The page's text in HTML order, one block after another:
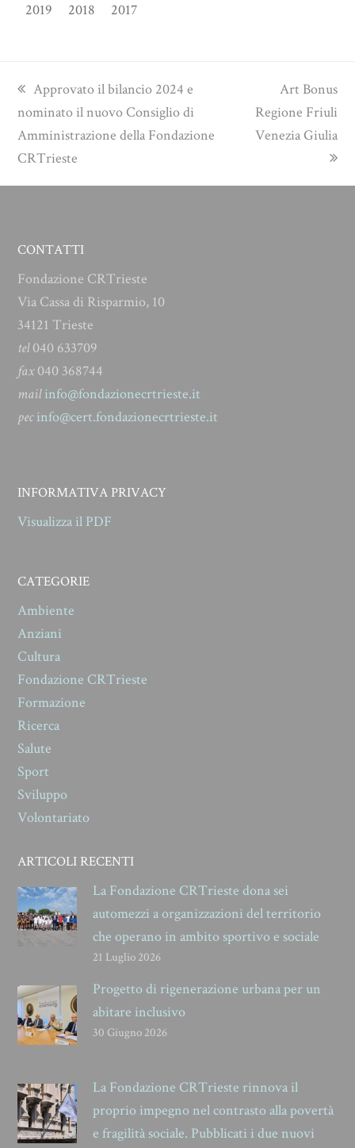
2019 2018 2017
previous
post:
Approvato il bilancio 2024 e
nominato il nuovo Consiglio di
Amministrazione della Fondazione
CRTrieste
next
post:
Art Bonus
Regione Friuli
Venezia Giulia
CONTATTI
Fondazione CRTrieste
Via Cassa di Risparmio, 10
34121 Trieste
tel040 633709
fax040 368744
mailinfo@fondazionecrtrieste.it
pecinfo@cert.fondazionecrtrieste.it
INFORMATIVA PRIVACY
Visualizza il PDF
CATEGORIE
Ambiente
Anziani
Cultura
Fondazione CRTrieste
Formazione
Ricerca
Salute
Sport
Sviluppo
Volontariato
ARTICOLI RECENTI
La Fondazione CRTrieste dona sei
automezzi a organizzazioni del territorio
che operano in ambito sportivo e sociale
21 Luglio 2026
Progetto di rigenerazione urbana per un
abitare inclusivo
30 Giugno 2026
La Fondazione CRTrieste rinnova il
proprio impegno nel contrasto alla povertà
e fragilità sociale. Pubblicati i due nuovi